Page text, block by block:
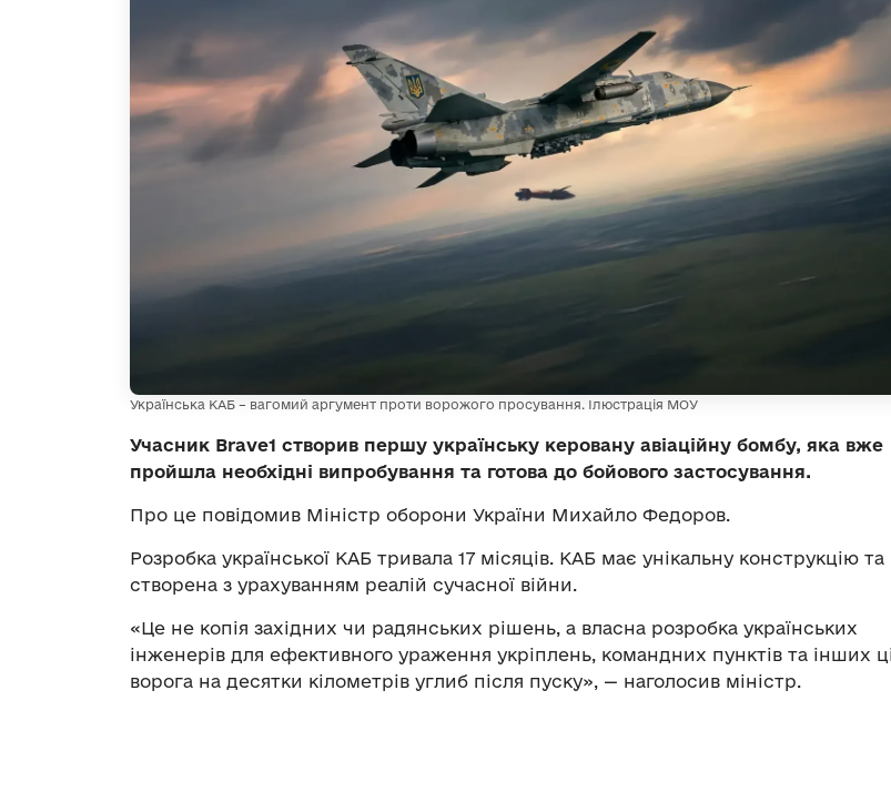
Українська КАБ – вагомий аргумент проти ворожого просування. Ілюстрація МОУ
Учасник Brave1 створив першу українську керовану авіаційну бомбу, яка вже
пройшла необхідні випробування та готова до бойового застосування.
Про це повідомив Міністр оборони України Михайло Федоров.
Розробка української КАБ тривала 17 місяців. КАБ має унікальну конструкцію та
створена з урахуванням реалій сучасної війни.
«Це не копія західних чи радянських рішень, а власна розробка українських
інженерів для ефективного ураження укріплень, командних пунктів та інших
ворога на десятки кілометрів углиб після пуску», — наголосив міністр.